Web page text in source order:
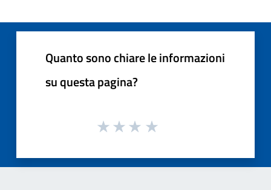
Quanto sono chiare le informazioni
su questa pagina?